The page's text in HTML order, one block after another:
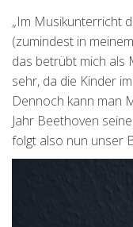
„Im Musikunterricht
(zumindest in
das betrübt mich als
sehr, da die Kinder
Dennoch kann man
Jahr Beethoven
folgt also nun unser